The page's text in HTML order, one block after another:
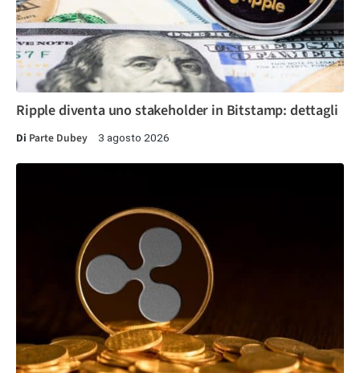
Ripple diventa uno stakeholder in Bitstamp: dettagli
Di Parte Dubey 3 agosto 2026